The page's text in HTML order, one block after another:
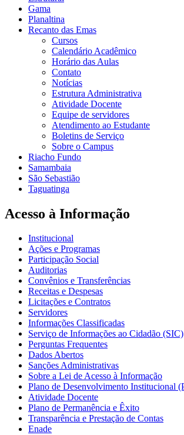
Gama
Planaltina
Recanto das Emas
Cursos
Calendário Acadêmico
Horário das Aulas
Contato
Notícias
Estrutura Administrativa
Atividade Docente
Equipe de servidores
Atendimento ao Estudante
Boletins de Serviço
Sobre o Campus
Riacho Fundo
Samambaia
São Sebastião
Taguatinga
Acesso à Informação
Institucional
Ações e Programas
Participação Social
Auditorias
Convênios e Transferências
Receitas e Despesas
Licitações e Contratos
Servidores
Informações Classificadas
Serviço de Informações ao Cidadão (SIC)
Perguntas Frequentes
Dados Abertos
Sanções Administrativas
Sobre a Lei de Acesso à Informação
Plano de Desenvolvimento Institucional
Atividade Docente
Plano de Permanência e Êxito
Transparência e Prestação de Contas
Enade